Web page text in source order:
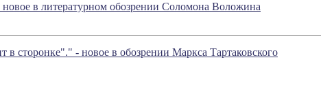
в литературном обозрении Соломона Воложина
сторонке"." - новое в обозрении Маркса Тартаковского